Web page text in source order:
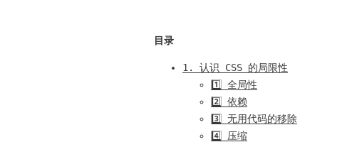
目录
1. 认识 CSS 的局限性
1️⃣ 全局性
2️⃣ 依赖
3️⃣ 无用代码的移除
4️⃣ 压缩